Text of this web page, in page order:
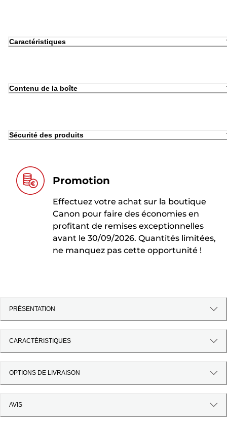
Caractéristiques
Contenu de la boîte
Sécurité des produits
Promotion
Effectuez votre achat sur la boutique
Canon pour faire des économies en
profitant de remises exceptionnelles
avant le 30/09/2026. Quantités limitées,
ne manquez pas cette opportunité !
PRÉSENTATION
CARACTÉRISTIQUES
OPTIONS DE LIVRAISON
AVIS